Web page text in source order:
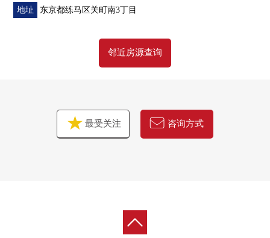
■ 一定也一共一回请看周围的居住环境。
地址 东京都练马区关町南3丁目
邻近房源查询
最受关注 咨询方式